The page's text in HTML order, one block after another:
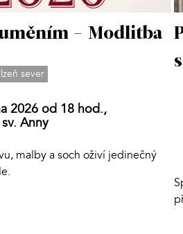
- Modlitba
sever
2026 od 18 hod.,
Anny
malby a soch oživí jedinečný